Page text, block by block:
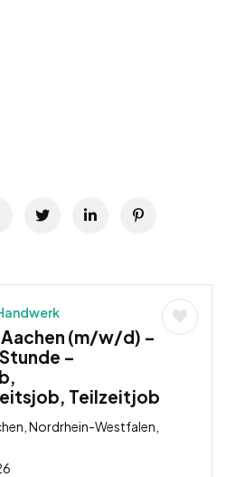
Aachen (m/w/d) –
–
Teilzeitjob
Nordrhein-Westfalen,